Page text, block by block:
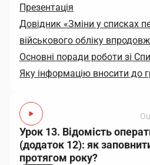
Презентація
Довідник «Зміни у списках
військового обліку
Основні поради роботи зі
Яку інформацію вносити до
Урок 13. Відомість
(додаток 12): як
протягом року?